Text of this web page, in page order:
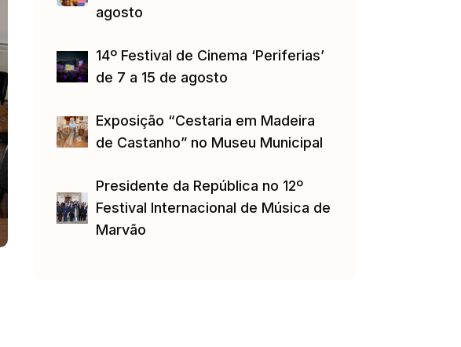
agosto
14º Festival de Cinema ‘Periferias’
de 7 a 15 de agosto
Exposição “Cestaria em Madeira
de Castanho” no Museu Municipal
Presidente da República no 12º
Festival Internacional de Música de
Marvão